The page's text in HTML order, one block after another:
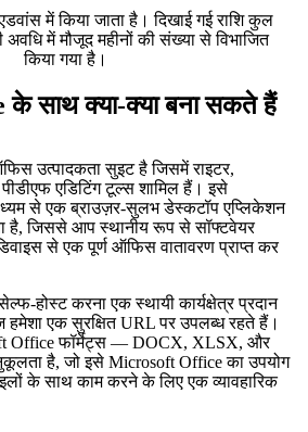
में किया जाता है। दिखाई गई राशि कुल
में मौजूद महीनों की संख्या से विभाजित
किया गया है।
साथ क्या-क्या बना सकते हैं
उत्पादकता सुइट है जिसमें राइटर,
एडिटिंग टूल्स शामिल हैं। इसे
से एक ब्राउज़र-सुलभ डेस्कटॉप एप्लिकेशन
है, जिससे आप स्थानीय रूप से सॉफ्टवेयर
से एक पूर्ण ऑफिस वातावरण प्राप्त कर
होस्ट करना एक स्थायी कार्यक्षेत्र प्रदान
एक सुरक्षित URL पर उपलब्ध रहते हैं।
Office फॉर्मेट्स — DOCX, XLSX, और
है, जो इसे Microsoft Office का उपयोग
के साथ काम करने के लिए एक व्यावहारिक